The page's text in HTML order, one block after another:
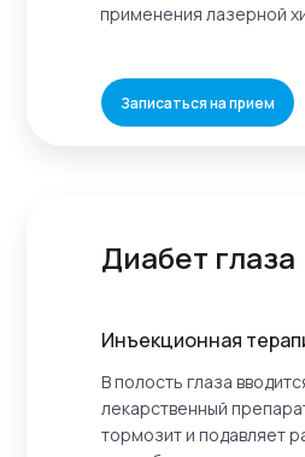
Диабет глаза
Записаться на прием
Инъекционная
В полость глаза
лекарственный
тормозит и подавляет
применения лазерной